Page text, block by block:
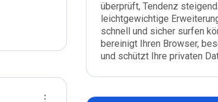
überprüft, Tendenz
leichtgewichtige
schnell und sicher surfen
bereinigt Ihren Browser,
und schützt Ihre privaten